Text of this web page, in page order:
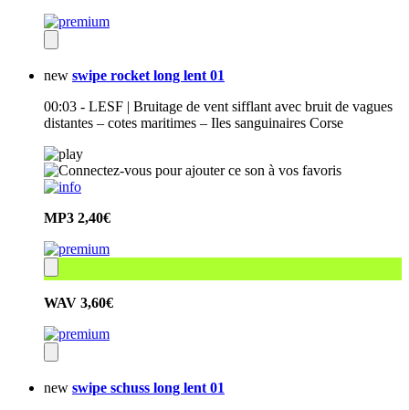
new swipe rocket long lent 01
00:03 - LESF | Bruitage de vent sifflant avec bruit de vagues
distantes – cotes maritimes – Iles sanguinaires Corse
MP3 2,40€
WAV 3,60€
new swipe schuss long lent 01